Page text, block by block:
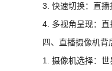
3. 快速切换：直播
4. 多视角呈现：直
四、直播摄像机背
1. 摄像机选择：世